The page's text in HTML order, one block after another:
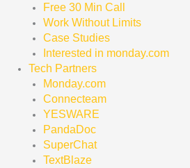
Free 30 Min Call
Work Without Limits
Case Studies
Interested in monday.com
Tech Partners
Monday.com
Connecteam
YESWARE
PandaDoc
SuperChat
TextBlaze